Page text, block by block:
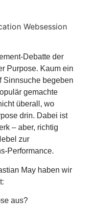
Debatte der
Purpose. Kaum ein
Sinnsuche begeben
gemachte
überall, wo
drin. Dabei ist
– aber, richtig
zur
Performance.
May haben wir
aus?